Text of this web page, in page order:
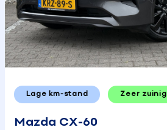
Lage km-stand Zeer zuinig
Mazda CX-60